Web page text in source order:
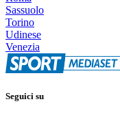
Sassuolo
Torino
Udinese
Venezia
Seguici su